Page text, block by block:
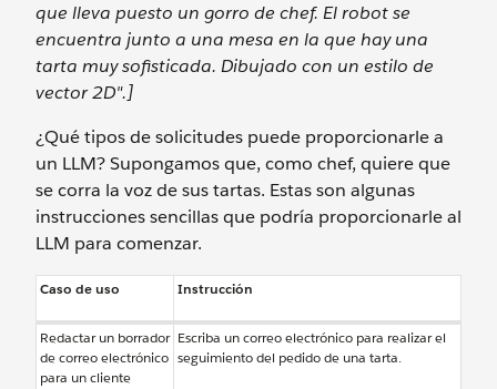
que lleva puesto un gorro de chef. El robot se
encuentra junto a una mesa en la que hay una
tarta muy sofisticada. Dibujado con un estilo de
vector 2D".]
¿Qué tipos de solicitudes puede proporcionarle a
un LLM? Supongamos que, como chef, quiere que
se corra la voz de sus tartas. Estas son algunas
instrucciones sencillas que podría proporcionarle al
LLM para comenzar.
Caso de uso Instrucción
Redactar un borrador
de correo electrónico
para un cliente
Escriba un correo electrónico para realizar el
seguimiento del pedido de una tarta.